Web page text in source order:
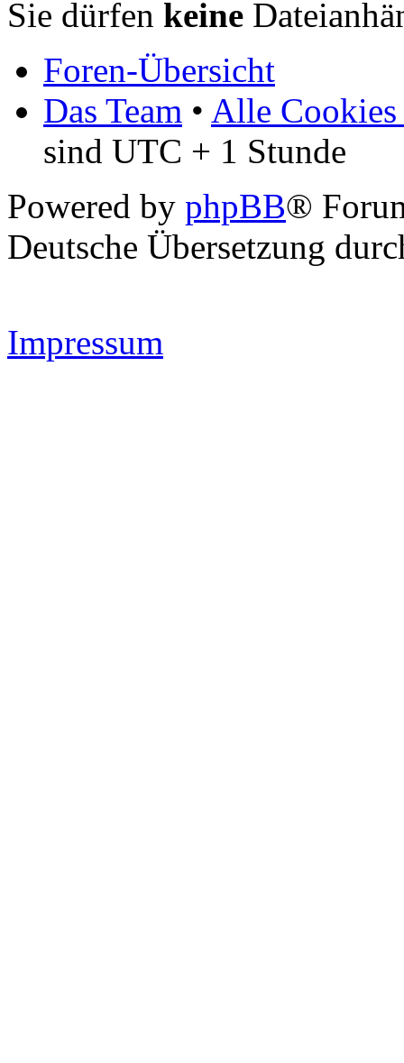
Sie dürfen keine
Foren-Übersicht
Das Team • Alle Cookies
sind UTC + 1 Stunde
Powered by phpBB®
Deutsche Übersetzung
Impressum